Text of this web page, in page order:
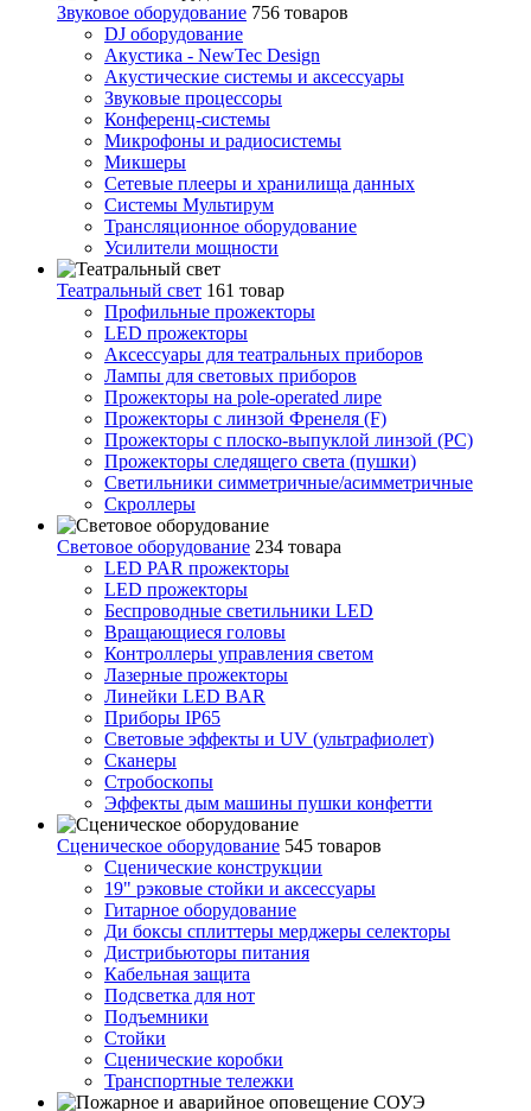
Звуковое оборудование 756 товаров
DJ оборудование
Акустика - NewTec Design
Акустические системы и аксессуары
Звуковые процессоры
Конференц-системы
Микрофоны и радиосистемы
Микшеры
Сетевые плееры и хранилища данных
Системы Мультирум
Трансляционное оборудование
Усилители мощности
Театральный свет 161 товар
Профильные прожекторы
LED прожекторы
Аксессуары для театральных приборов
Лампы для световых приборов
Прожекторы на pole-operated лире
Прожекторы с линзой Френеля (F)
Прожекторы с плоско-выпуклой линзой (PC)
Прожекторы следящего света (пушки)
Светильники симметричные/асимметричные
Скроллеры
Световое оборудование 234 товара
LED PAR прожекторы
LED прожекторы
Беспроводные светильники LED
Вращающиеся головы
Контроллеры управления светом
Лазерные прожекторы
Линейки LED BAR
Приборы IP65
Световые эффекты и UV (ультрафиолет)
Сканеры
Стробоскопы
Эффекты дым машины пушки конфетти
Сценическое оборудование 545 товаров
Сценические конструкции
19" рэковые стойки и аксесcуары
Гитарное оборудование
Ди боксы сплиттеры мерджеры селекторы
Дистрибьюторы питания
Кабельная защита
Подсветка для нот
Подъемники
Стойки
Сценические коробки
Транспортные тележки